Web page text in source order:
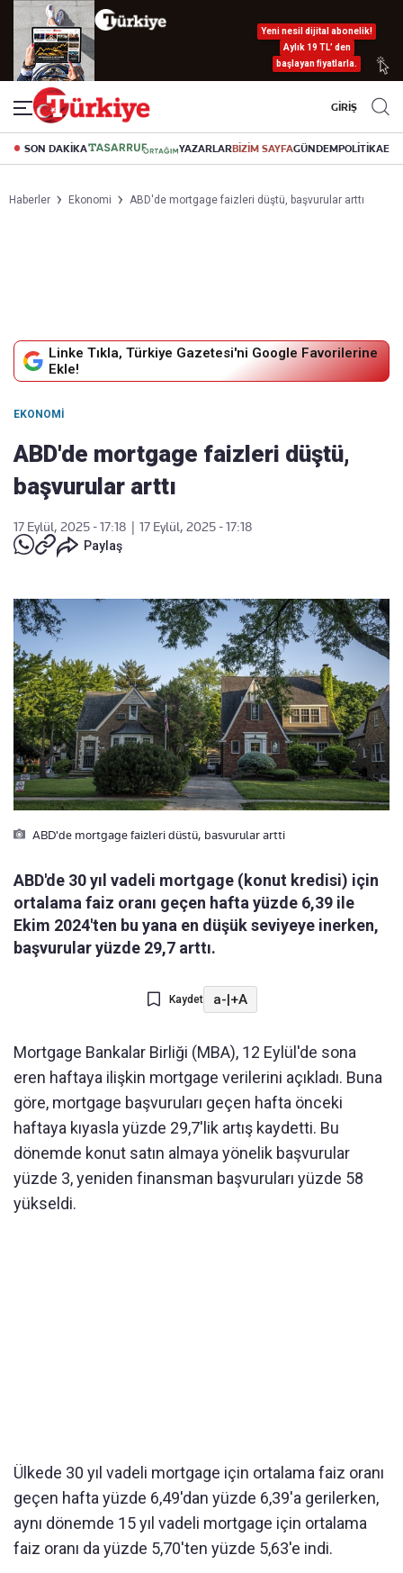
Yeni nesil dijital abonelik!
Aylık 19 TL’ den
başlayan fiyatlarla.
GİRİŞ
SON DAKİKA YAZARLARBİZİM SAYFAGÜNDEMPOLİTİKA
Haberler Ekonomi ABD'de mortgage faizleri düştü, başvurular arttı
Linke Tıkla, Türkiye Gazetesi'ni Google Favorilerine
Ekle!
EKONOMI
ABD'de mortgage faizleri düştü,
başvurular arttı
17 Eylül, 2025 - 17:18
17 Eylül, 2025 - 17:18
Paylaş
ABD'de mortgage faizleri düstü, basvurular artti
ABD'de 30 yıl vadeli mortgage (konut kredisi) için
ortalama faiz oranı geçen hafta yüzde 6,39 ile
Ekim 2024'ten bu yana en düşük seviyeye inerken,
başvurular yüzde 29,7 arttı.
Kaydet a-|+A
Mortgage Bankalar Birliği (MBA), 12 Eylül'de sona
eren haftaya ilişkin mortgage verilerini açıkladı. Buna
göre, mortgage başvuruları geçen hafta önceki
haftaya kıyasla yüzde 29,7'lik artış kaydetti. Bu
dönemde konut satın almaya yönelik başvurular
yüzde 3, yeniden finansman başvuruları yüzde 58
yükseldi.
Ülkede 30 yıl vadeli mortgage için ortalama faiz oranı
geçen hafta yüzde 6,49'dan yüzde 6,39'a gerilerken,
aynı dönemde 15 yıl vadeli mortgage için ortalama
faiz oranı da yüzde 5,70'ten yüzde 5,63'e indi.